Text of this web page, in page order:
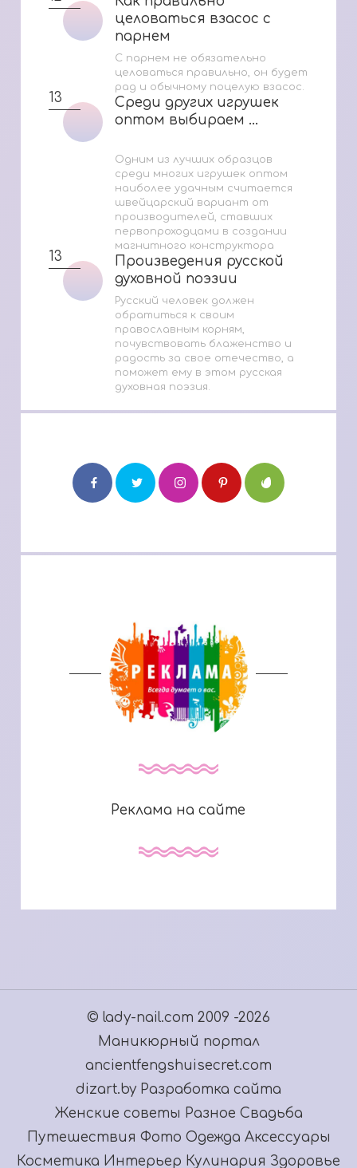
целоваться взасос с
парнем
целоваться взасос с
парнем
С парнем не обязательно
целоваться правильно, он будет
рад и обычному поцелую взасос.
13
Среди других игрушек
оптом выбираем ...
Среди других игрушек
оптом выбираем ...
Одним из лучших образцов
среди многих игрушек оптом
наиболее удачным считается
швейцарский вариант от
производителей, ставших
первопроходцами в создании
магнитного конструктора
13
Произведения русской
духовной поэзии
Произведения русской
духовной поэзии
Русский человек должен
обратиться к своим
православным корням,
почувствовать блаженство и
радость за свое отечество, а
поможет ему в этом русская
духовная поэзия.
Реклама на сайте
© lady-nail.com 2009 -2026
Маникюрный портал
ancientfengshuisecret.com
dizart.by Разработка сайта
Женские советы Разное Свадьба
Путешествия Фото Одежда Аксессуары
Косметика Интерьер Кулинария Здоровье